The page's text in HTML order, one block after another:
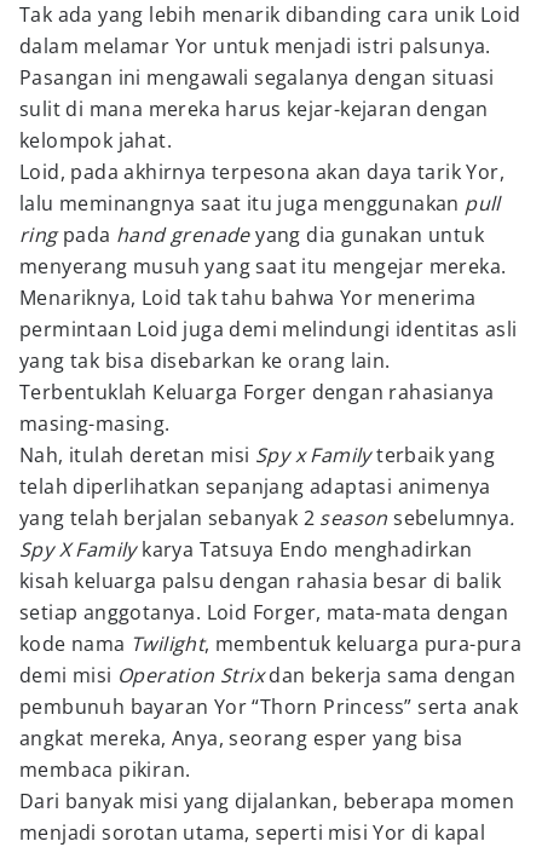
Tak ada yang lebih menarik dibanding cara unik Loid
dalam melamar Yor untuk menjadi istri palsunya.
Pasangan ini mengawali segalanya dengan situasi
sulit di mana mereka harus kejar-kejaran dengan
kelompok jahat.
Loid, pada akhirnya terpesona akan daya tarik Yor,
lalu meminangnya saat itu juga menggunakan pull
ringpada hand grenadeyang dia gunakan untuk
menyerang musuh yang saat itu mengejar mereka.
Menariknya, Loid tak tahu bahwa Yor menerima
permintaan Loid juga demi melindungi identitas asli
yang tak bisa disebarkan ke orang lain.
Terbentuklah Keluarga Forger dengan rahasianya
masing-masing.
Nah, itulah deretan misi Spy x Familyterbaik yang
telah diperlihatkan sepanjang adaptasi animenya
yang telah berjalan sebanyak 2 seasonsebelumnya.
Spy X Familykarya Tatsuya Endo menghadirkan
kisah keluarga palsu dengan rahasia besar di balik
setiap anggotanya. Loid Forger, mata-mata dengan
kode nama Twilight, membentuk keluarga pura-pura
demi misi Operation Strixdan bekerja sama dengan
pembunuh bayaran Yor “Thorn Princess” serta anak
angkat mereka, Anya, seorang esper yang bisa
membaca pikiran.
Dari banyak misi yang dijalankan, beberapa momen
menjadi sorotan utama, seperti misi Yor di kapal